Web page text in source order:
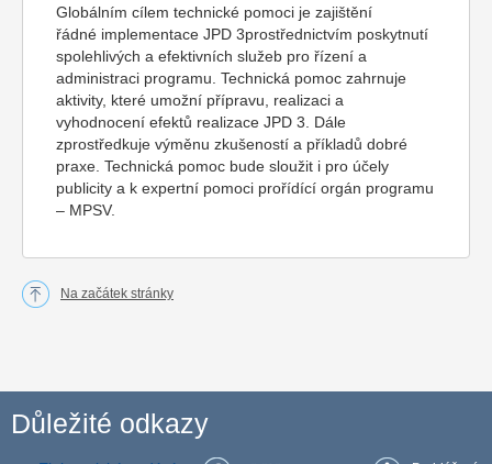
Globálním cílem technické pomoci je zajištění
řádné implementace JPD 3prostřednictvím poskytnutí
spolehlivých a efektivních služeb pro řízení a
administraci programu. Technická pomoc zahrnuje
aktivity, které umožní přípravu, realizaci a
vyhodnocení efektů realizace JPD 3. Dále
zprostředkuje výměnu zkušeností a příkladů dobré
praxe. Technická pomoc bude sloužit i pro účely
publicity a k expertní pomoci prořídící orgán programu
– MPSV.
Na začátek stránky
Důležité odkazy